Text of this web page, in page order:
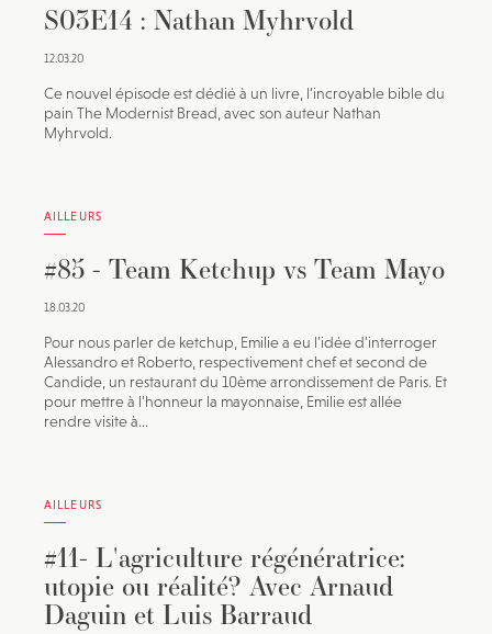
S03E14 : Nathan Myhrvold
12.03.20
Ce nouvel épisode est dédié à un livre, l’incroyable bible du
pain The Modernist Bread, avec son auteur Nathan
Myhrvold.
AILLEURS
#85 - Team Ketchup vs Team Mayo
18.03.20
Pour nous parler de ketchup, Emilie a eu l’idée d’interroger
Alessandro et Roberto, respectivement chef et second de
Candide, un restaurant du 10ème arrondissement de Paris. Et
pour mettre à l’honneur la mayonnaise, Emilie est allée
rendre visite à...
AILLEURS
#11- L'agriculture régénératrice:
utopie ou réalité? Avec Arnaud
Daguin et Luis Barraud